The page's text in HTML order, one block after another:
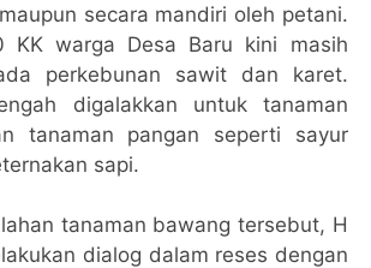
secara mandiri oleh petani.
KK warga Desa Baru kini masih
perkebunan sawit dan karet.
digalakkan untuk tanaman
tanaman pangan seperti sayur
sapi.
tanaman bawang tersebut, H
dialog dalam reses dengan